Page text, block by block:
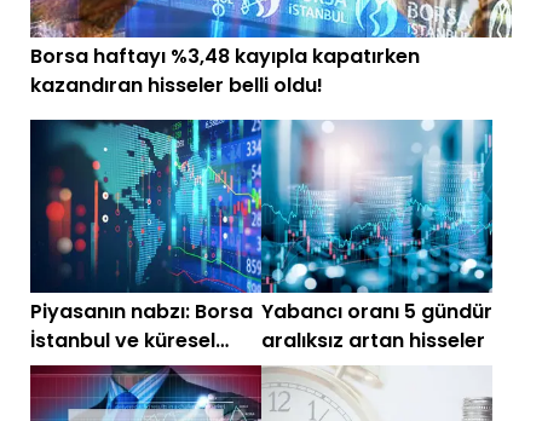
Borsa haftayı %3,48 kayıpla kapatırken
kazandıran hisseler belli oldu!
Piyasanın nabzı: Borsa
İstanbul ve küresel
piyasalarda gün
başlarken (30 Haziran)
Yabancı oranı 5 gündür
aralıksız artan hisseler